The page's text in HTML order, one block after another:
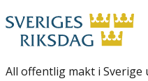
All offentlig makt i